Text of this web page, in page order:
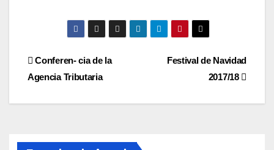
Navegación
de
Festival de Navidad
2017/18
Conferen- cia de la
Agencia Tributaria